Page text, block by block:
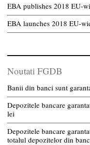
EBA publishes 2018 EU-
EBA launches 2018 EU-
Noutati FGDB
Banii din banci sunt
Depozitele bancare
lei
Depozitele bancare
totalul depozitelor din